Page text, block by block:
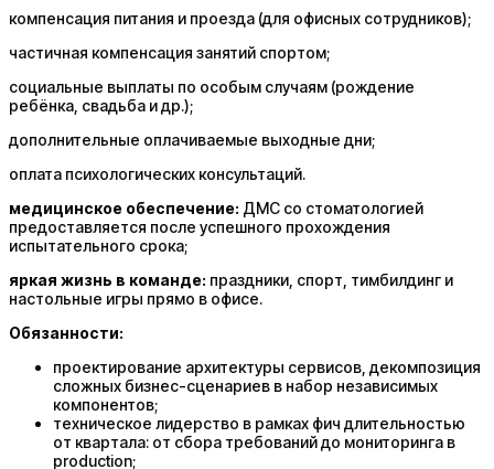
компенсация питания и проезда (для офисных сотрудников);
частичная компенсация занятий спортом;
социальные выплаты по особым случаям (рождение
ребёнка, свадьба и др.);
дополнительные оплачиваемые выходные дни;
оплата психологических консультаций.
медицинское обеспечение: ДМС со стоматологией
предоставляется после успешного прохождения
испытательного срока;
яркая жизнь в команде: праздники, спорт, тимбилдинг и
настольные игры прямо в офисе.
Обязанности:
проектирование архитектуры сервисов, декомпозиция
сложных бизнес-сценариев в набор независимых
компонентов;
техническое лидерство в рамках фич длительностью
от квартала: от сбора требований до мониторинга в
production;